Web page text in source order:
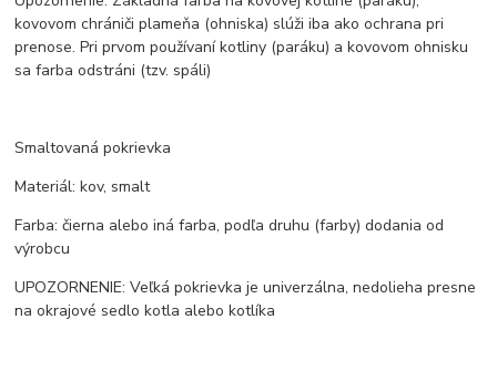
kovovom chrániči plameňa (ohniska) slúži iba ako ochrana pri
prenose. Pri prvom používaní kotliny (paráku) a kovovom ohnisku
sa farba odstráni (tzv. spáli)
Smaltovaná pokrievka
Materiál: kov, smalt
Farba: čierna alebo iná farba, podľa druhu (farby) dodania od
výrobcu
UPOZORNENIE: Veľká pokrievka je univerzálna, nedolieha presne
na okrajové sedlo kotla alebo kotlíka